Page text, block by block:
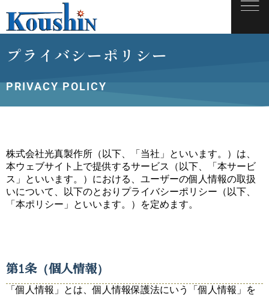
プライバシーポリシー
PRIVACY POLICY
株式会社光真製作所（以下、「当社」といいます。）は、
本ウェブサイト上で提供するサービス（以下、「本サービ
ス」といいます。）における、ユーザーの個人情報の取扱
いについて、以下のとおりプライバシーポリシー（以下、
「本ポリシー」といいます。）を定めます。
第1条（個人情報）
「個人情報」とは、個人情報保護法にいう「個人情報」を